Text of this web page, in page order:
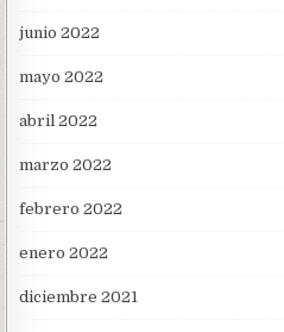
junio 2022
mayo 2022
abril 2022
marzo 2022
febrero 2022
enero 2022
diciembre 2021